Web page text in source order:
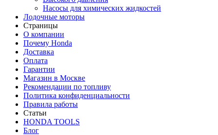
Насосы для химических жидкостей
Лодочные моторы
Страницы
О компании
Почему Honda
Доставка
Оплата
Гарантии
Магазин в Москве
Рекомендации по топливу
Политика конфиденциальности
Правила работы
Статьи
HONDA TOOLS
Блог